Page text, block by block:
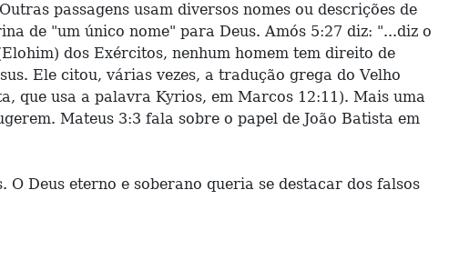
passagens usam diversos nomes ou descrições de
de "um único nome" para Deus. Amós 5:27 diz: "...diz o
dos Exércitos, nenhum homem tem direito de
Ele citou, várias vezes, a tradução grega do Velho
que usa a palavra Kyrios, em Marcos 12:11). Mais uma
Mateus 3:3 fala sobre o papel de João Batista em
Deus eterno e soberano queria se destacar dos falsos